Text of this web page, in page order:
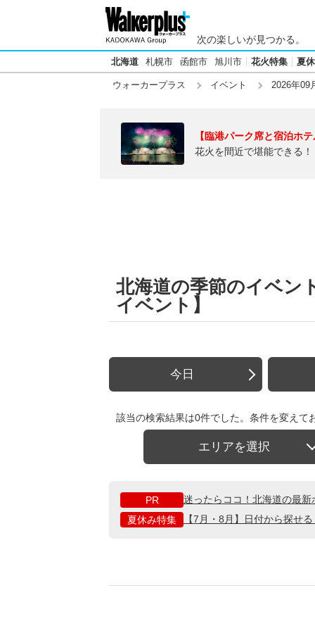
次の楽しいが見つかる。
北海道 札幌市 函館市 旭川市 花火特集 夏
ウォーカープラス イベント 2026年09
【臨港パーク席と宿泊ホ
花火を間近で堪能できる
北海道の季節のイベン
イベント】
今日
該当の検索結果は0件でした。条件を変えて
エリアを選択
PR
迷ったらココ！北海道の最
夏休み特集
【7月・8月】日付から探せ